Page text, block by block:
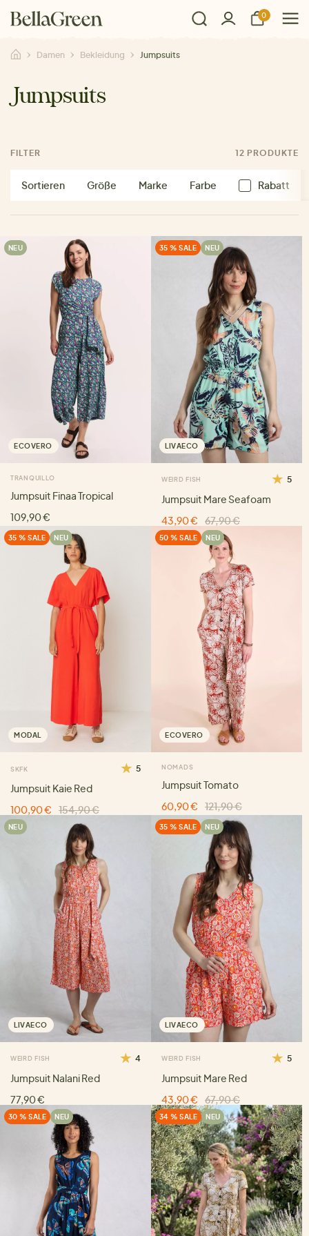
0
Damen Bekleidung Jumpsuits
Jumpsuits
FILTER 12 PRODUKTE
Sortieren Größe Marke Farbe Rabatt
NEU
ECOVERO
TRANQUILLO
Jumpsuit Finaa Tropical
109,90 €
35 % SALE NEU
LIVAECO
WEIRD FISH 5
Jumpsuit Mare Seafoam
43,90 €
67,90 €
35 % SALE NEU
MODAL
SKFK 5
Jumpsuit Kaie Red
100,90 €
154,90 €
50 % SALE NEU
ECOVERO
NOMADS
Jumpsuit Tomato
60,90 €
121,90 €
NEU
LIVAECO
WEIRD FISH 4
Jumpsuit Nalani Red
77,90 €
35 % SALE NEU
LIVAECO
WEIRD FISH 5
Jumpsuit Mare Red
43,90 €
67,90 €
30 % SALE NEU 34 % SALE NEU